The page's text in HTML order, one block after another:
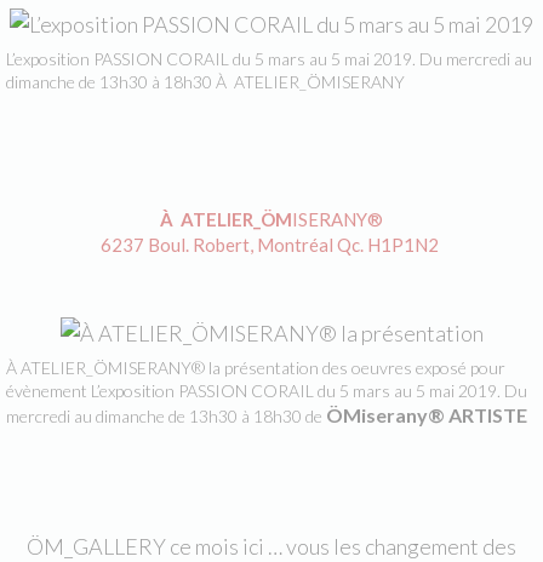
L’exposition PASSION CORAIL du 5 mars au 5 mai 2019. Du mercredi au
dimanche de 13h30 à 18h30 À ATELIER_ÖMISERANY
À ATELIER_ÖMISERANY®
6237 Boul. Robert, Montréal Qc. H1P1N2
À ATELIER_ÖMISERANY® la présentation des oeuvres exposé pour
évènement L’exposition PASSION CORAIL du 5 mars au 5 mai 2019. Du
mercredi au dimanche de 13h30 à 18h30 de ÖMiserany® ARTISTE
ÖM_GALLERY ce mois ici … vous les changement des